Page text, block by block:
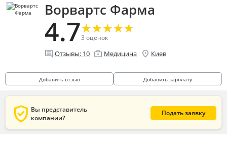
Ворвартс Фарма
4.7★
★★
★★
★★
★★
★
3 оценок
comment Отзывы: 10 enterprise Медицина location_on Киев
Добавить отзыв Добавить зарплату
verified_user Вы представитель
компании?
Подать заявку